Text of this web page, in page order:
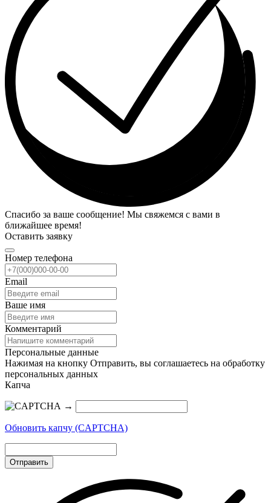
Спасибо за ваше сообщение! Мы свяжемся с вами в
ближайшее время!
Оставить заявку
Номер телефона
Email
Ваше имя
Комментарий
Персональные данные
Нажимая на кнопку Отправить, вы соглашаетесь на обработку
персональных данных
Капча
→
Обновить капчу (CAPTCHA)
Отправить